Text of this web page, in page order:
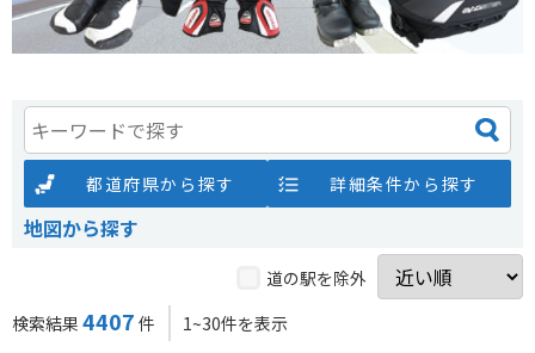
都道府県から探す 詳細条件から探す
地図から探す
道の駅を除外
検索結果 4407 件 1~30件を表示